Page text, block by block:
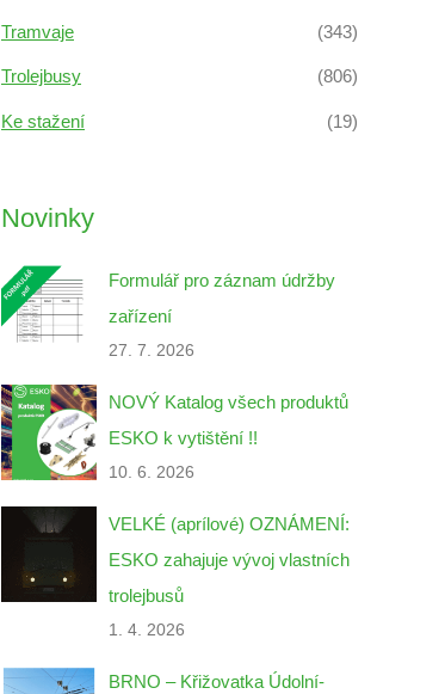
a
c
h
Tramvaje (343)
Trolejbusy (806)
Ke stažení (19)
Novinky
Formulář pro záznam údržby
zařízení
27. 7. 2026
NOVÝ Katalog všech produktů
ESKO k vytištění !!
10. 6. 2026
VELKÉ (aprílové) OZNÁMENÍ:
ESKO zahajuje vývoj vlastních
trolejbusů
1. 4. 2026
BRNO – Křižovatka Údolní-